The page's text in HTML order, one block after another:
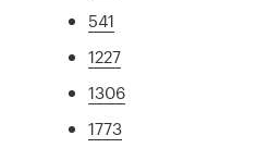
541
1227
1306
1773